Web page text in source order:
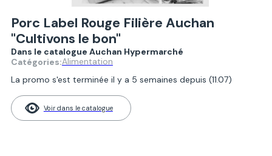
Porc Label Rouge Filière Auchan
"Cultivons le bon"
Dans le catalogue Auchan Hypermarché
Catégories:Alimentation
La promo s'est terminée il y a 5 semaines depuis (11.07)
Voir dans le catalogue